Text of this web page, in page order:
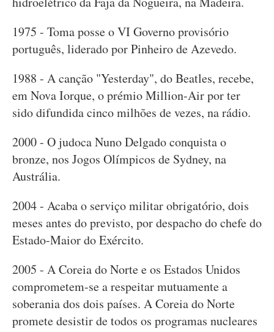
1975 - Toma posse o VI Governo provisório
português, liderado por Pinheiro de Azevedo.
1988 - A canção "Yesterday", do Beatles, recebe,
em Nova Iorque, o prémio Million-Air por ter
sido difundida cinco milhões de vezes, na rádio.
2000 - O judoca Nuno Delgado conquista o
bronze, nos Jogos Olímpicos de Sydney, na
Austrália.
2004 - Acaba o serviço militar obrigatório, dois
meses antes do previsto, por despacho do chefe do
Estado-Maior do Exército.
2005 - A Coreia do Norte e os Estados Unidos
comprometem-se a respeitar mutuamente a
soberania dos dois países. A Coreia do Norte
promete desistir de todos os programas nucleares